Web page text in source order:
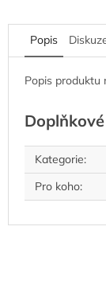
Popis
Popis produktu
Kategorie:
Pro koho: